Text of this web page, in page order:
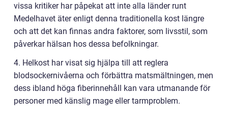
vissa kritiker har påpekat att inte alla länder runt
Medelhavet äter enligt denna traditionella kost längre
och att det kan finnas andra faktorer, som livsstil, som
påverkar hälsan hos dessa befolkningar.
4. Helkost har visat sig hjälpa till att reglera
blodsockernivåerna och förbättra matsmältningen, men
dess ibland höga fiberinnehåll kan vara utmanande för
personer med känslig mage eller tarmproblem.